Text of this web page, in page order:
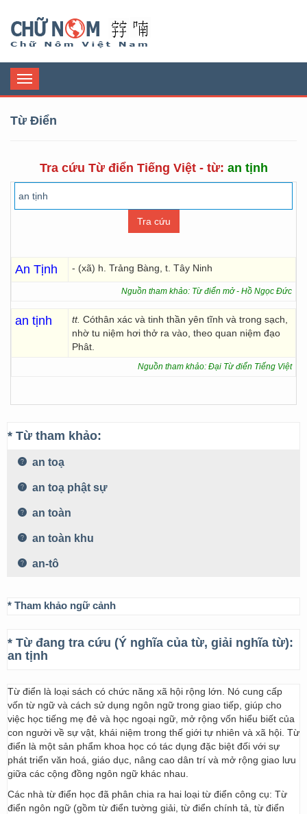
Toggle
navigation
Từ Điển
Tra cứu Từ điển Tiếng Việt - từ: an tịnh
An Tịnh - (xã) h. Trảng Bàng, t. Tây Ninh
Nguồn tham khảo: Từ điển mở - Hồ Ngọc Đức
an tịnh tt. Cóthân xác và tinh thần yên tĩnh và trong sạch,
nhờ tu niệm hơi thở ra vào, theo quan niệm đạo
Phât.
Nguồn tham khảo: Đại Từ điển Tiếng Việt
* Từ tham khảo:
an toạ
an toạ phật sự
an toàn
an toàn khu
an-tô
* Tham khảo ngữ cảnh
* Từ đang tra cứu (Ý nghĩa của từ, giải nghĩa từ):
an tịnh
Từ điển là loại sách có chức năng xã hội rộng lớn. Nó cung cấp
vốn từ ngữ và cách sử dụng ngôn ngữ trong giao tiếp, giúp cho
việc học tiếng mẹ đẻ và học ngoại ngữ, mở rộng vốn hiểu biết của
con người về sự vật, khái niệm trong thế giới tự nhiên và xã hội. Từ
điển là một sản phẩm khoa học có tác dụng đặc biệt đối với sự
phát triển văn hoá, giáo dục, nâng cao dân trí và mở rộng giao lưu
giữa các cộng đồng ngôn ngữ khác nhau.
Các nhà từ điển học đã phân chia ra hai loại từ điển công cụ: Từ
điển ngôn ngữ (gồm từ điển tường giải, từ điển chính tả, từ điển